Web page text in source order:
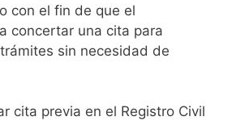
con el fin de que el
concertar una cita para
sin necesidad de
cita previa en el Registro Civil